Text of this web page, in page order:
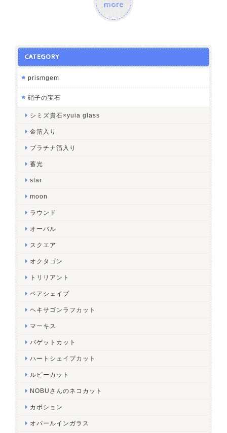
more
CATEGORY
prismgem
硝子の宝石
シミズ貴石×yuia glass
金箔入り
プラチナ箔入り
蓄光
star
moon
ラウンド
オーバル
スクエア
オクタゴン
トリリアント
ペアシェイプ
ヘキサゴンラフカット
マーキス
バゲットカット
ハートシェイプカット
ルピーカット
NOBUさんのネコカット
カボション
オパールインガラス